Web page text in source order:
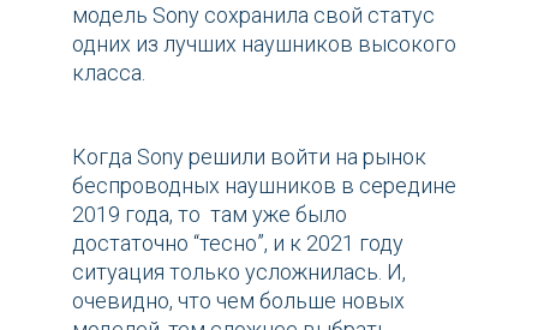
модель Sony сохранила свой статус
одних из лучших наушников высокого
класса.
Когда Sony решили войти на рынок
беспроводных наушников в середине
2019 года, то там уже было
достаточно “тесно”, и к 2021 году
ситуация только усложнилась. И,
очевидно, что чем больше новых